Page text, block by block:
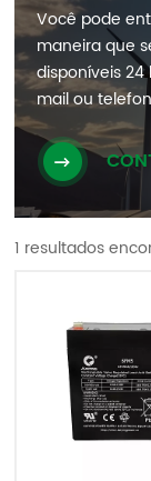
Você pode
maneira que
disponíveis
mail ou
1 resultados